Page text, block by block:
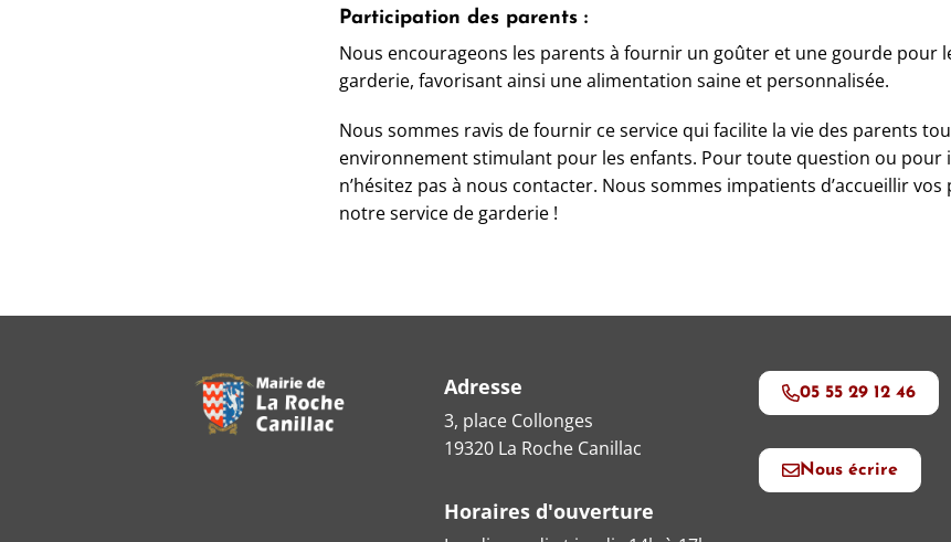
Participation des parents :
Nous encourageons les parents à fournir un goûter et une gourde pour
garderie, favorisant ainsi une alimentation saine et personnalisée.
Nous sommes ravis de fournir ce service qui facilite la vie des parents
environnement stimulant pour les enfants. Pour toute question ou pour
n’hésitez pas à nous contacter. Nous sommes impatients d’accueillir
notre service de garderie !
Adresse
3, place Collonges
19320 La Roche Canillac
Horaires d'ouverture
05 55 29 12 46
Nous écrire